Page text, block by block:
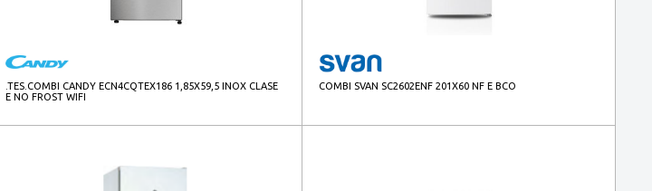
.TES.COMBI CANDY ECN4CQTEX186 1,85X59,5 INOX CLASE
E NO FROST WIFI
COMBI SVAN SC2602ENF 201X60 NF E BCO